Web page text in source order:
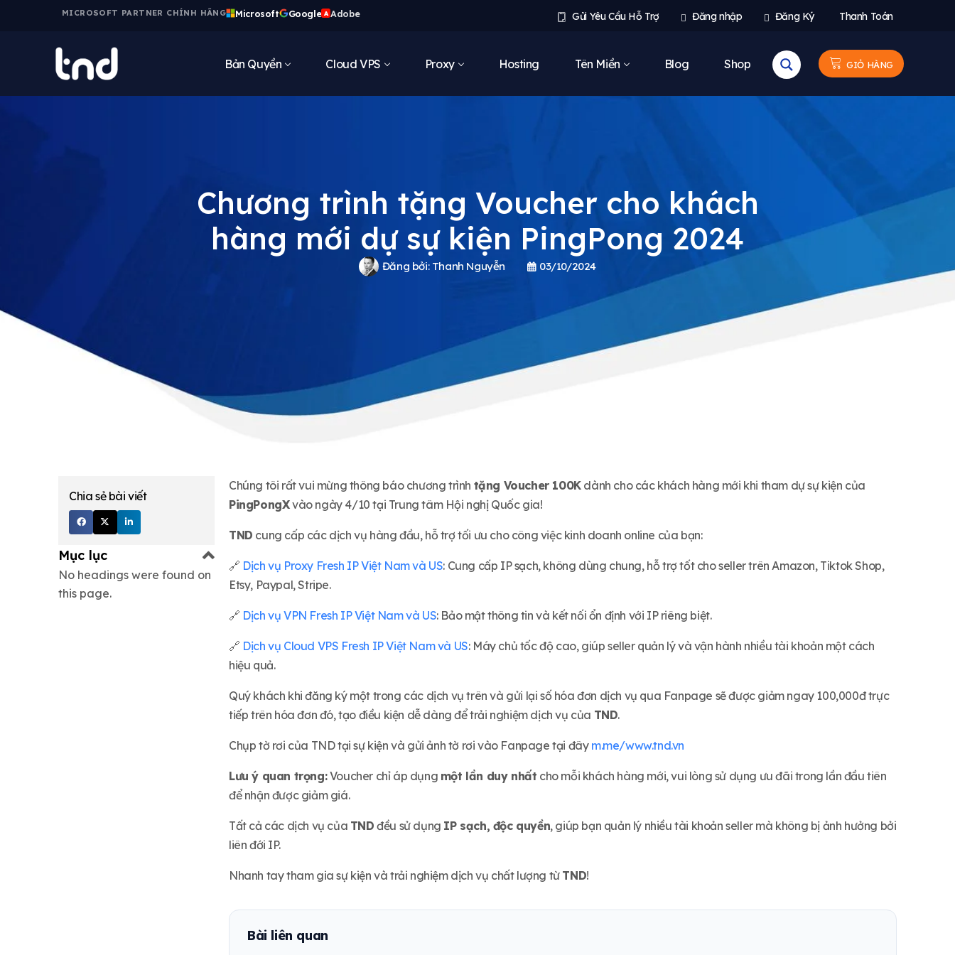
MICROSOFT PARTNER CHÍNH HÃNG Microsoft Google A Adobe Gửi Yêu Cầu Hỗ Trợ Đăng nhập Đăng Ký Thanh Toán
Bản Quyền Cloud VPS Proxy Hosting Tên Miền Blog Shop GIỎ HÀNG
Chương trình tặng Voucher cho khách
hàng mới dự sự kiện PingPong 2024
Đăng bởi: Thanh Nguyễn 03/10/2024
Chia sẻ bài viết
Mục lục
No headings were found on
this page.
Chúng tôi rất vui mừng thông báo chương trình tặng Voucher 100Kdành cho các khách hàng mới khi tham dự sự kiện của
PingPongXvào ngày 4/10 tại Trung tâm Hội nghị Quốc gia!
TND cung cấp các dịch vụ hàng đầu, hỗ trợ tối ưu cho công việc kinh doanh online của bạn:
🔗 Dịch vụ Proxy Fresh IP Việt Nam và US: Cung cấp IP sạch, không dùng chung, hỗ trợ tốt cho seller trên Amazon, Tiktok Shop,
Etsy, Paypal, Stripe.
🔗 Dịch vụ VPN Fresh IP Việt Nam và US: Bảo mật thông tin và kết nối ổn định với IP riêng biệt.
🔗 Dịch vụ Cloud VPS Fresh IP Việt Nam và US: Máy chủ tốc độ cao, giúp seller quản lý và vận hành nhiều tài khoản một cách
hiệu quả.
Quý khách khi đăng ký một trong các dịch vụ trên và gửi lại số hóa đơn dịch vụ qua Fanpage sẽ được giảm ngay 100,000đ trực
tiếp trên hóa đơn đó, tạo điều kiện dễ dàng để trải nghiệm dịch vụ của TND.
Chụp tờ rơi của TND tại sự kiện và gửi ảnh tờ rơi vào Fanpage tại đây m.me/www.tnd.vn
Lưu ý quan trọng:Voucher chỉ áp dụng một lần duy nhất cho mỗi khách hàng mới, vui lòng sử dụng ưu đãi trong lần đầu tiên
để nhận được giảm giá.
Tất cả các dịch vụ của TND đều sử dụng IP sạch, độc quyền, giúp bạn quản lý nhiều tài khoản seller mà không bị ảnh hưởng bởi
liên đới IP.
Nhanh tay tham gia sự kiện và trải nghiệm dịch vụ chất lượng từ TND!
Bài liên quan